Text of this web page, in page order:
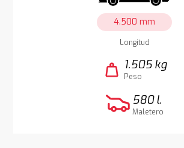
4.500 mm
Longitud
weight 1.505 kg
Peso
580 l.
Maletero